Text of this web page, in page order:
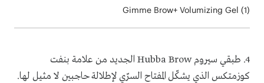
Gimme Brow+ Volumizing Gel (1)
4. طبقي سيروم Hubba Brow الجديد من علامة بنفت
كوزمتكس الذي يشكّل المفتاح السرّي لإطلالة حاجبين لا مثيل لها.